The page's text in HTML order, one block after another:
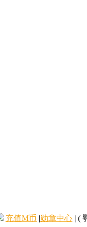
充值M币 |勋章中心 | (